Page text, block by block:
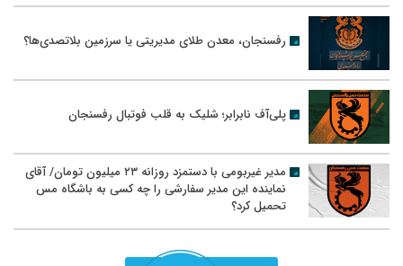
رفسنجان، معدن طلای مدیریتی یا سرزمین بلاتصدی‌ها؟
پلی‌آف نابرابر؛ شلیک به قلب فوتبال رفسنجان
مدیر غیربومی با دستمزد روزانه ۲۳ میلیون تومان/ آقای
نماینده این مدیر سفارشی را چه کسی به باشگاه مس
تحمیل کرد؟